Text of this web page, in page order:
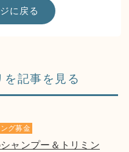
に戻る
を記事を見る
グ募金
シャンプー＆トリミン